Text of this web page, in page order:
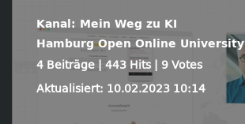
Kanal: Mein Weg zu KI
Hamburg Open Online University
4 Beiträge | 443 Hits | 9 Votes
Aktualisiert: 10.02.2023 10:14